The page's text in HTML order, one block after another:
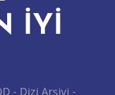
İYİ
- Dizi Arşivi -